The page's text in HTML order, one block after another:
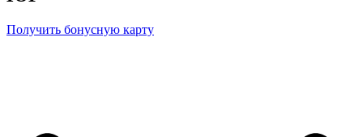
Получить бонусную карту